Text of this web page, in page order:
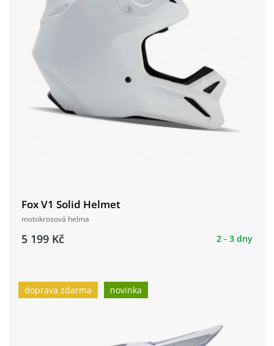
Fox V1 Solid Helmet
motokrosová helma
5 199 Kč 2 - 3 dny
doprava zdarma novinka